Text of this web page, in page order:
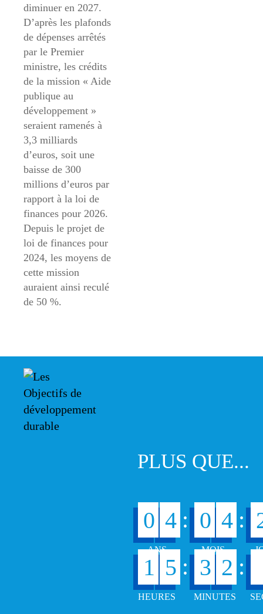
diminuer en 2027.
D’après les plafonds
de dépenses arrêtés
par le Premier
ministre, les crédits
de la mission « Aide
publique au
développement »
seraient ramenés à
3,3 milliards
d’euros, soit une
baisse de 300
millions d’euros par
rapport à la loi de
finances pour 2026.
Depuis le projet de
loi de finances pour
2024, les moyens de
cette mission
auraient ainsi reculé
de 50 %.
PLUS QUE...
0 4 : 0 4 :
1 5 : 3 2 :